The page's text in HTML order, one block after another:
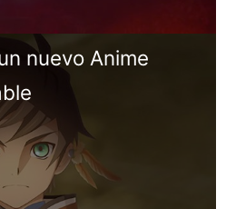
nuevo Anime